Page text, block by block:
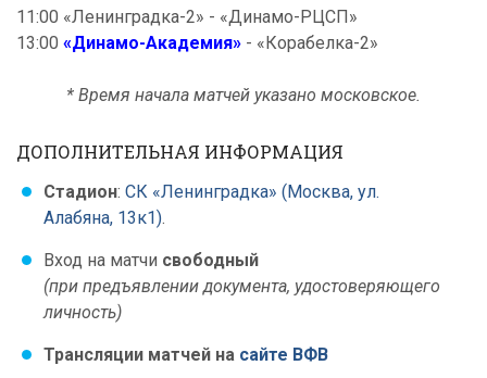
11:00 «Ленинградка-2» - «Динамо-РЦСП»
13:00 «Динамо-Академия» - «Корабелка-2»
* Время начала матчей указано московское.
ДОПОЛНИТЕЛЬНАЯ ИНФОРМАЦИЯ
Стадион: СК «Ленинградка» (Москва, ул.
Алабяна, 13к1).
Вход на матчи свободный
(при предъявлении документа, удостоверяющего
личность)
Трансляции матчей на сайте ВФВ